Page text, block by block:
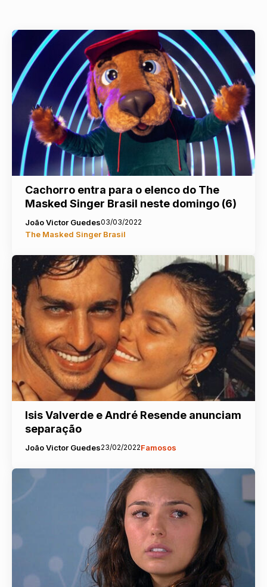
Cachorro entra para o elenco do The
Masked Singer Brasil neste domingo (6)
João Victor Guedes03/03/2022
The Masked Singer Brasil
Isis Valverde e André Resende anunciam
separação
João Victor Guedes23/02/2022Famosos